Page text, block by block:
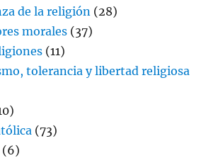
de la religión (28)
morales (37)
(11)
tolerancia y libertad religiosa
(73)
(6)